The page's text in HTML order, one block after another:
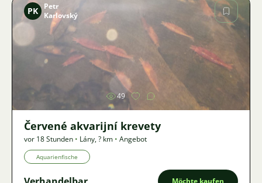
Bild
PK
Petr
Karlovský
49
Červené akvarijní krevety
vor 18 Stunden • Lány,? km • Angebot
Aquarienfische
Möchte kaufen